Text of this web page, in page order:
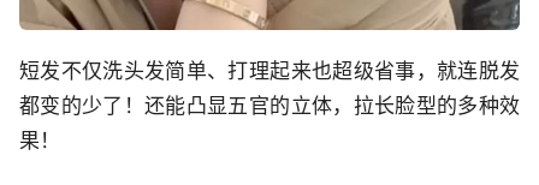
短发不仅洗头发简单、打理起来也超级省事，就连脱发
都变的少了！还能凸显五官的立体，拉长脸型的多种效
果！